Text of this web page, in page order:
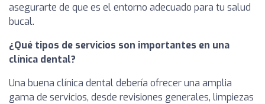
asegurarte de que es el entorno adecuado para tu salud
bucal.
¿Qué tipos de servicios son importantes en una
clínica dental?
Una buena clínica dental debería ofrecer una amplia
gama de servicios, desde revisiones generales, limpiezas